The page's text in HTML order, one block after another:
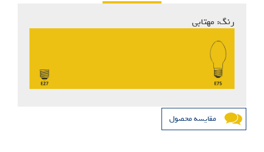
رنگ: مهتابی*
مقایسه محصول